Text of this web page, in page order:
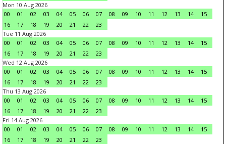
Mon 10 Aug 2026
00
01 02 03 04 05 06 07 08 09 10 11 12 13 14
15
16
17 18 19 20 21 22
23
Tue 11 Aug 2026
00
01 02 03 04 05 06 07 08 09 10 11 12 13 14
15
16
17 18 19 20 21 22
23
Wed 12 Aug 2026
00
01 02 03 04 05 06 07 08 09 10 11 12 13 14
15
16
17 18 19 20 21 22
23
Thu 13 Aug 2026
00
01 02 03 04 05 06 07 08 09 10 11 12 13 14
15
16
17 18 19 20 21 22
23
Fri 14 Aug 2026
00
01 02 03 04 05 06 07 08 09 10 11 12 13 14
15
16
17 18 19 20 21 22
23